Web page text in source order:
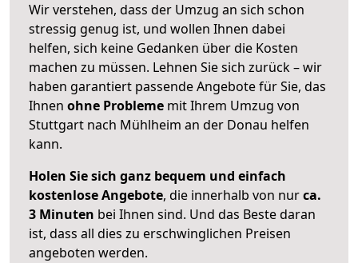
Wir verstehen, dass der Umzug an sich schon
stressig genug ist, und wollen Ihnen dabei
helfen, sich keine Gedanken über die Kosten
machen zu müssen. Lehnen Sie sich zurück – wir
haben garantiert passende Angebote für Sie, das
Ihnen ohne Probleme mit Ihrem Umzug von
Stuttgart nach Mühlheim an der Donau helfen
kann.
Holen Sie sich ganz bequem und einfach
kostenlose Angebote, die innerhalb von nurca.
3 Minuten bei Ihnen sind. Und das Beste daran
ist, dass all dies zu erschwinglichen Preisen
angeboten werden.